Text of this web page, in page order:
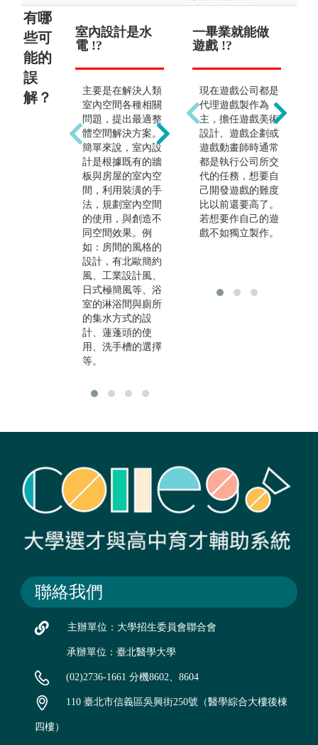
有哪
些可
能的
誤
解？
室內設計是水
電 !?
主要是在解決人類
室內空間各種相關
問題，提出最適整
體空間解決方案。
簡單來說，室內設
計是根據既有的牆
板與房屋的室內空
間，利用裝潢的手
法，規劃室內空間
的使用，與創造不
同空間效果。例
如：房間的風格的
設計，有北歐簡約
風、工業設計風、
日式極簡風等、浴
室的淋浴間與廁所
的集水方式的設
計、蓮蓬頭的使
用、洗手槽的選擇
等。
景觀設計是種
植物 !?
核心學習重點在環
境整體的規劃與設
計，從小尺度的社
區公園到中尺度的
都市廣場，到大尺
度的國家公園、國
土計畫。植栽的設
計與認識是其中的
必備的能力，景觀
設計最主要應用的
元素即為植栽與街
出可以停留、可以
一畢業就能做
遊戲 !?
現在遊戲公司都是
代理遊戲製作為
主，擔任遊戲美術
設計、遊戲企劃或
遊戲動畫師時通常
都是執行公司所交
代的任務，想要自
己開發遊戲的難度
比以前還要高了。
若想要作自己的遊
戲不如獨立製作。
聯絡我們
主辦單位：大學招生委員會聯合會
承辦單位：臺北醫學大學
(02)2736-1661 分機8602、8604
110 臺北市信義區吳興街250號（醫學綜合大樓後棟
四樓）